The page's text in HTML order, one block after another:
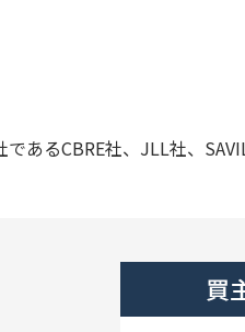
あるCBRE社、JLL社、